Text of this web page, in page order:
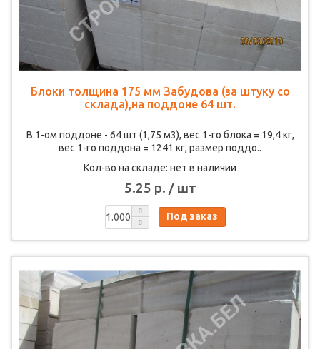
Блоки толщина 175 мм Забудова (за штуку со
склада),на поддоне 64 шт.
В 1-ом поддоне - 64 шт (1,75 м3), вес 1-го блока = 19,4 кг,
вес 1-го поддона = 1241 кг, размер поддо..
Кол-во на складе: нет в наличии
5.25 р. / шт
Под заказ